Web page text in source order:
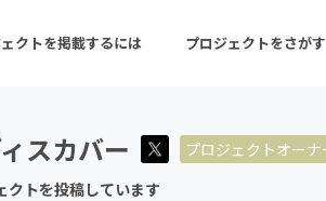
クトを掲載するには プロジェクトをさがす
目の新着プロジェクト
スカバー
プロジェクトオーナ
クトを投稿しています